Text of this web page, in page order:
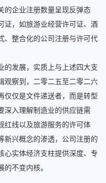
的企业注册数量呈现反弹态
证，如旅游业经营许可证、酒
、整合化的公司注册与许可代
发展，实质上与上述四大支
观察到，二零二五至二零二六
仅仅是文件递送者，而是转型
深入理解制造业的供应链需
红线以及旅游服务的许可体
新兴概念的渗透，公司注册的
心实体经济支柱提供深度、专
不变内核。